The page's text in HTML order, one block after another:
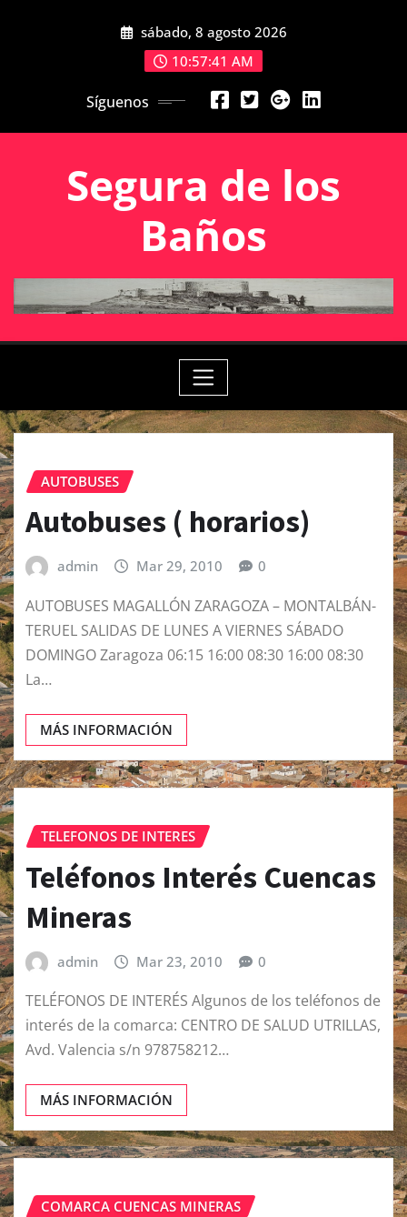
sábado, 8 agosto 2026
10:57:41 AM
Síguenos
Segura de los
Baños
AUTOBUSES
Autobuses ( horarios)
admin Mar 29, 2010 0
AUTOBUSES MAGALLÓN ZARAGOZA – MONTALBÁN-
TERUEL SALIDAS DE LUNES A VIERNES SÁBADO
DOMINGO Zaragoza 06:15 16:00 08:30 16:00 08:30
La…
MÁS INFORMACIÓN
TELEFONOS DE INTERES
Teléfonos Interés Cuencas
Mineras
admin Mar 23, 2010 0
TELÉFONOS DE INTERÉS Algunos de los teléfonos de
interés de la comarca: CENTRO DE SALUD UTRILLAS,
Avd. Valencia s/n 978758212…
MÁS INFORMACIÓN
COMARCA CUENCAS MINERAS